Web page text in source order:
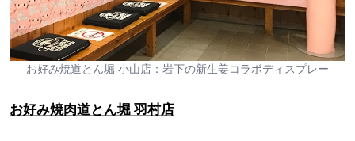
お好み焼道とん堀 小山店：岩下の新生姜コラボディスプレー
お好み焼肉道とん堀 羽村店